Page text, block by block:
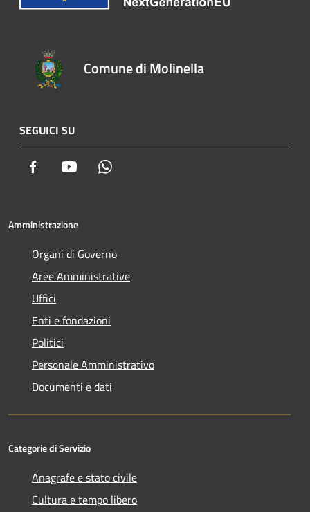
Comune di Molinella
SEGUICI SU
Facebook Youtube
Amministrazione
Organi di Governo
Aree Amministrative
Uffici
Enti e fondazioni
Politici
Personale Amministrativo
Documenti e dati
Categorie di Servizio
Anagrafe e stato civile
Cultura e tempo libero